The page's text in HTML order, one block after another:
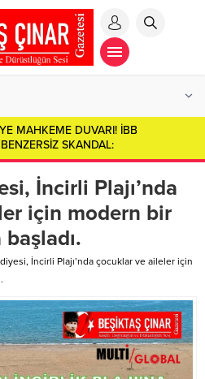
MAHKEME DUVARI! İBB
SKANDAL:
ADAYI İMAMOĞLU SALONDAN
İncirli Plajı’nda
için modern bir
başladı.
İncirli Plajı’nda çocuklar ve aileler için